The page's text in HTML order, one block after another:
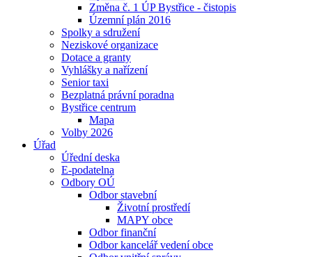
Změna č. 1 ÚP Bystřice - čistopis
Územní plán 2016
Spolky a sdružení
Neziskové organizace
Dotace a granty
Vyhlášky a nařízení
Senior taxi
Bezplatná právní poradna
Bystřice centrum
Mapa
Volby 2026
Úřad
Úřední deska
E-podatelna
Odbory OÚ
Odbor stavební
Životní prostředí
MAPY obce
Odbor finanční
Odbor kancelář vedení obce